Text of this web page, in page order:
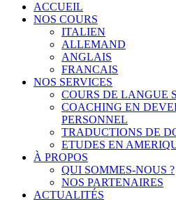
ACCUEIL
NOS COURS
ITALIEN
ALLEMAND
ANGLAIS
FRANCAIS
NOS SERVICES
COURS DE LANGUE
COACHING EN
PERSONNEL
TRADUCTIONS DE
ETUDES EN
À PROPOS
QUI SOMMES-NOUS ?
NOS PARTENAIRES
ACTUALITÉS